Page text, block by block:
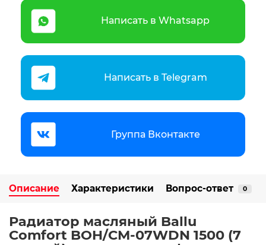
Написать в Whatsapp
Написать в Telegram
Группа Вконтакте
Описание Характеристики Вопрос-ответ 0
Радиатор масляный Ballu
Comfort BOH/CM-07WDN 1500 (7